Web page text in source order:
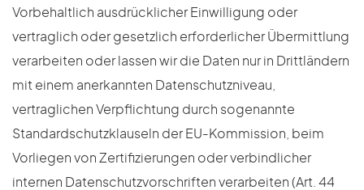
Vorbehaltlich ausdrücklicher Einwilligung oder
vertraglich oder gesetzlich erforderlicher Übermittlung
verarbeiten oder lassen wir die Daten nur in Drittländern
mit einem anerkannten Datenschutzniveau,
vertraglichen Verpflichtung durch sogenannte
Standardschutzklauseln der EU-Kommission, beim
Vorliegen von Zertifizierungen oder verbindlicher
internen Datenschutzvorschriften verarbeiten (Art. 44